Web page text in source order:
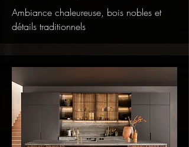
Ambiance chaleureuse, bois nobles et
détails traditionnels